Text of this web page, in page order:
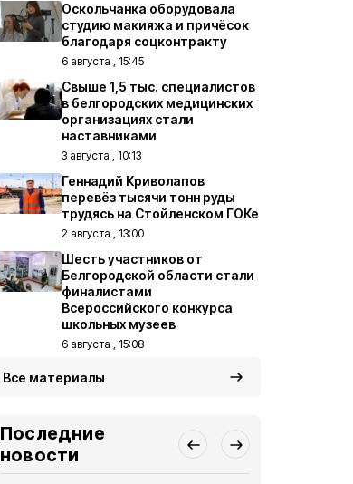
Оскольчанка оборудовала
студию макияжа и причёсок
благодаря соцконтракту
6 августа , 15:45
Свыше 1,5 тыс. специалистов
в белгородских медицинских
организациях стали
наставниками
3 августа , 10:13
Геннадий Криволапов
перевёз тысячи тонн руды
трудясь на Стойленском ГОКе
2 августа , 13:00
Шесть участников от
Белгородской области стали
финалистами
Всероссийского конкурса
школьных музеев
6 августа , 15:08
Все материалы
Последние
новости